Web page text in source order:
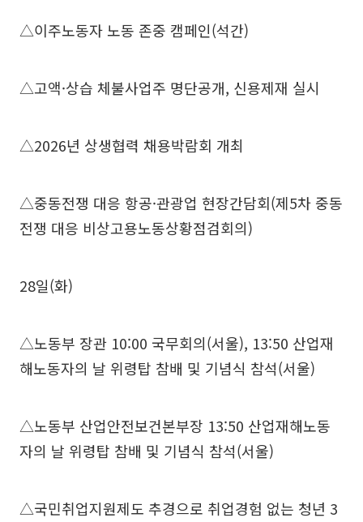
△이주노동자 노동 존중 캠페인(석간)
△고액·상습 체불사업주 명단공개, 신용제재 실시
△2026년 상생협력 채용박람회 개최
△중동전쟁 대응 항공·관광업 현장간담회(제5차 중동
전쟁 대응 비상고용노동상황점검회의)
28일(화)
△노동부 장관 10:00 국무회의(서울), 13:50 산업재
해노동자의 날 위령탑 참배 및 기념식 참석(서울)
△노동부 산업안전보건본부장 13:50 산업재해노동
자의 날 위령탑 참배 및 기념식 참석(서울)
△국민취업지원제도 추경으로 취업경험 없는 청년 3